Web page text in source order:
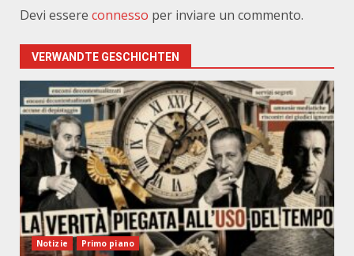
Devi essere connesso per inviare un commento.
VERWANDTE GESCHICHTEN
Notizie Primo piano